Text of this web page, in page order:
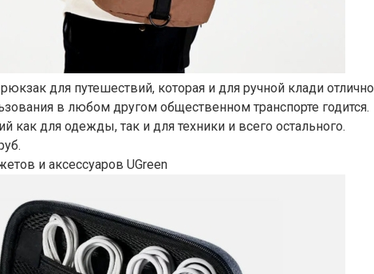
для путешествий, которая и для ручной клади отлично
в любом другом общественном транспорте годится.
как для одежды, так и для техники и всего остального.
и аксессуаров UGreen